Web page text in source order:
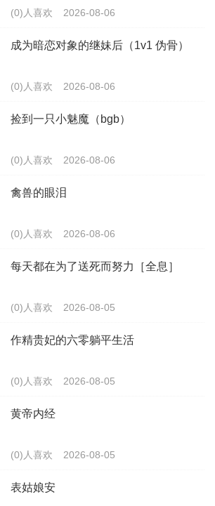
(0)人喜欢 2026-08-06
成为暗恋对象的继妹后（1v1 伪骨）
(0)人喜欢 2026-08-06
捡到一只小魅魔（bgb）
(0)人喜欢 2026-08-06
禽兽的眼泪
(0)人喜欢 2026-08-06
每天都在为了送死而努力［全息］
(0)人喜欢 2026-08-05
作精贵妃的六零躺平生活
(0)人喜欢 2026-08-05
黄帝内经
(0)人喜欢 2026-08-05
表姑娘安